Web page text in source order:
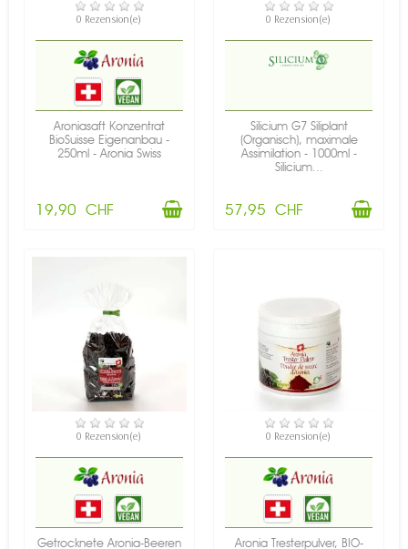
VERFÜGBAR
0 Rezension(e)
Aroniasaft Konzentrat
BioSuisse Eigenanbau -
250ml - Aronia Swiss
19,90 CHF
VERFÜGBAR
0 Rezension(e)
Silicium G7 Siliplant
(Organisch), maximale
Assimilation - 1000ml -
Silicium...
57,95 CHF
NICHT AUF LAGER
0 Rezension(e)
Getrocknete Aronia-Beeren
VERFÜGBAR
0 Rezension(e)
Aronia Tresterpulver, BIO-